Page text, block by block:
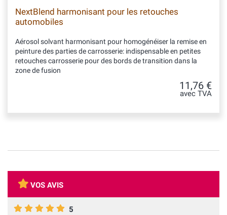
NextBlend harmonisant pour les retouches
automobiles
Aérosol solvant harmonisant pour homogénéiser la remise en
peinture des parties de carrosserie: indispensable en petites
retouches carrosserie pour des bords de transition dans la
zone de fusion
11,76 €
avec TVA
VOS AVIS
5